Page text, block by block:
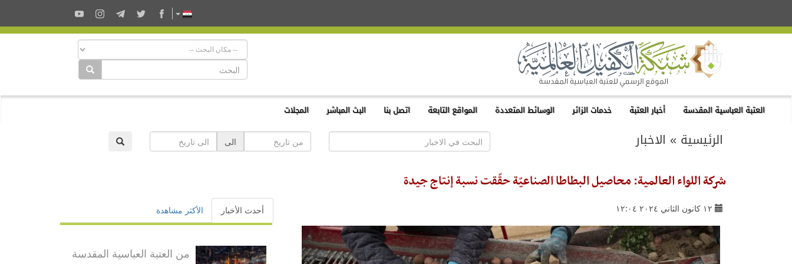
العتبة العباسية المقدسة أخبار العتبة خدمات الزائر الوسائط المتعددة المواقع التابعة اتصل بنا البث المباشر المجلات
الرئيسية » الاخبار الى
شركة اللواء العالمية: محاصيل البطاطا الصناعيّة حقّقت نسبة إنتاج جيدة
١٢ كانون الثاني ٢٠٢٤ ١٢:٠٤ أحدث الأخبار الأكثر مشاهدة
من العتبة العباسية المقدسة